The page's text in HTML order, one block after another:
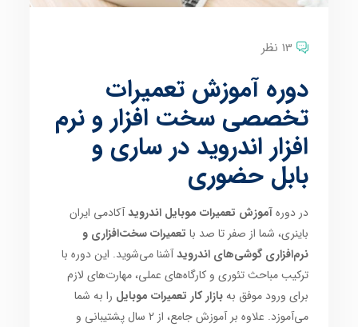
13 نظر
دوره آموزش تعمیرات
تخصصی سخت افزار و نرم
افزار اندروید در ساری و
بابل حضوری
در دورهآموزش تعمیرات موبایل اندرویدآکادمی ایران
باینری، شما از صفر تا صد با تعمیرات سخت‌افزاری و
نرم‌افزاری گوشی‌های اندرویدآشنا می‌شوید. این دوره با
ترکیب مباحث تئوری و کارگاه‌های عملی، مهارت‌های لازم
برای ورود موفق بهبازار کار تعمیرات موبایل را به شما
می‌آموزد. علاوه بر آموزش جامع، از 2 سال پشتیبانی و